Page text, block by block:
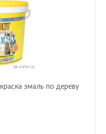
эмаль по дереву